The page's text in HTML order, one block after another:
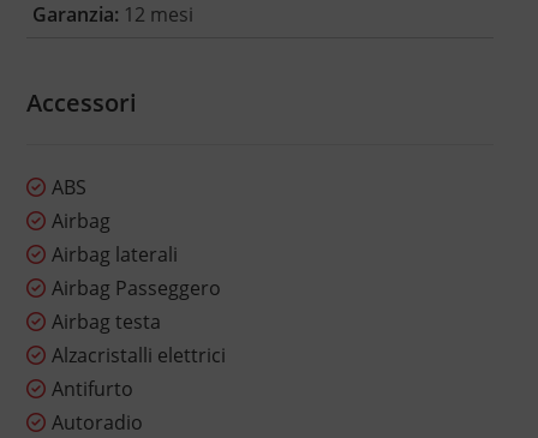
Garanzia: 12 mesi
Accessori
ABS
Airbag
Airbag laterali
Airbag Passeggero
Airbag testa
Alzacristalli elettrici
Antifurto
Autoradio